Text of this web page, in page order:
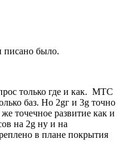
писано было.
только где и как. МТС
баз. Но 2gг и 3g точно
точечное развитие как и
на 2g ну и на
в плане покрытия